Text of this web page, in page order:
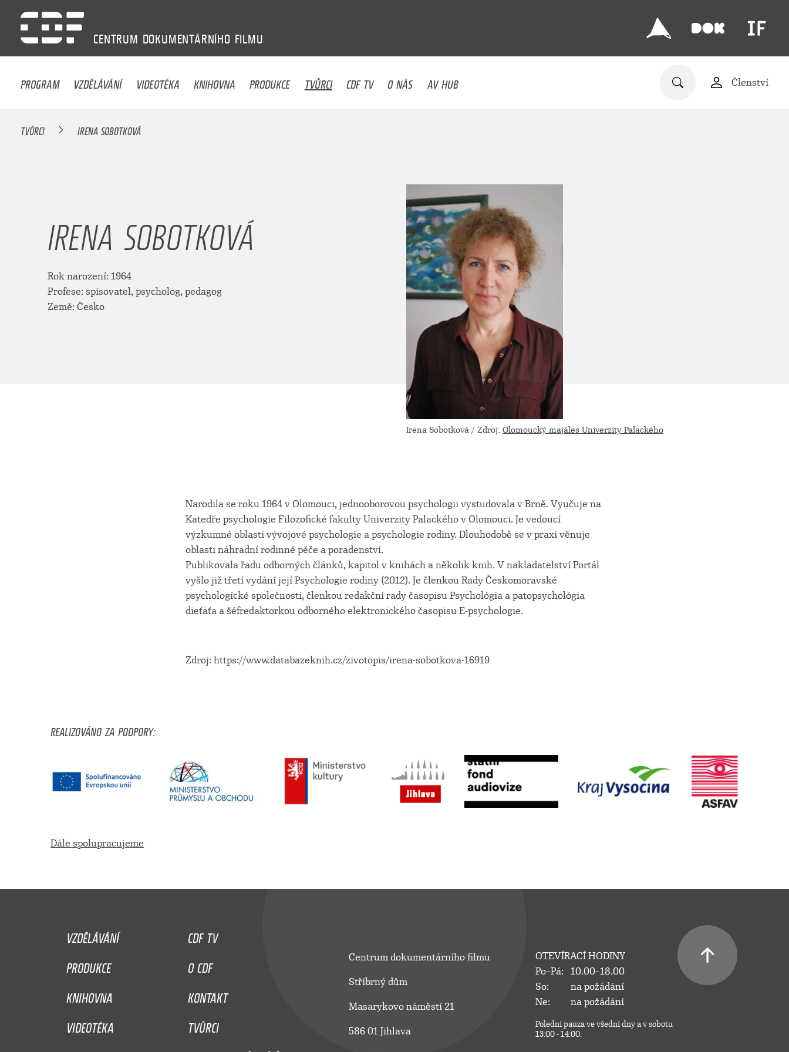
CENTRUM DOKUMENTÁRNÍHO FILMU
PROGRAM VZDĚLÁVÁNÍ VIDEOTÉKA KNIHOVNA PRODUKCE TVŮRCI CDF TV O NÁS AV HUB Členství
TVŮRCI IRENA SOBOTKOVÁ
IRENA SOBOTKOVÁ
Rok narození: 1964
Profese: spisovatel, psycholog, pedagog
Země: Česko
Irena Sobotková / Zdroj: Olomoucký majáles Univerzity Palackého
Narodila se roku 1964 v Olomouci, jednooborovou psychologii vystudovala v Brně. Vyučuje na
Katedře psychologie Filozofické fakulty Univerzity Palackého v Olomouci. Je vedoucí
výzkumné oblasti vývojové psychologie a psychologie rodiny. Dlouhodobě se v praxi věnuje
oblasti náhradní rodinné péče a poradenství.
Publikovala řadu odborných článků, kapitol v knihách a několik knih. V nakladatelství Portál
vyšlo již třetí vydání její Psychologie rodiny (2012). Je členkou Rady Českomoravské
psychologické společnosti, členkou redakční rady časopisu Psychológia a patopsychológia
dieťaťa a šéfredaktorkou odborného elektronického časopisu E-psychologie.
Zdroj: https://www.databazeknih.cz/zivotopis/irena-sobotkova-16919
REALIZOVÁNO ZA PODPORY:
Dále spolupracujeme
VZDĚLÁVÁNÍ
CDF TV
PRODUKCE
O CDF
KNIHOVNA
KONTAKT
VIDEOTÉKA
TVŮRCI
Centrum dokumentárního filmu
Stříbrný dům
Masarykovo náměstí 21
586 01 Jihlava
OTEVÍRACÍ HODINY
Po–Pá:
10.00–18.00
So:
na požádání
Ne:
na požádání
Polední pauza ve všední dny a v sobotu
13:00 - 14:00.